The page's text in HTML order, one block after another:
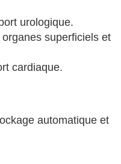
urologique.
superficiels et
cardiaque.
automatique et